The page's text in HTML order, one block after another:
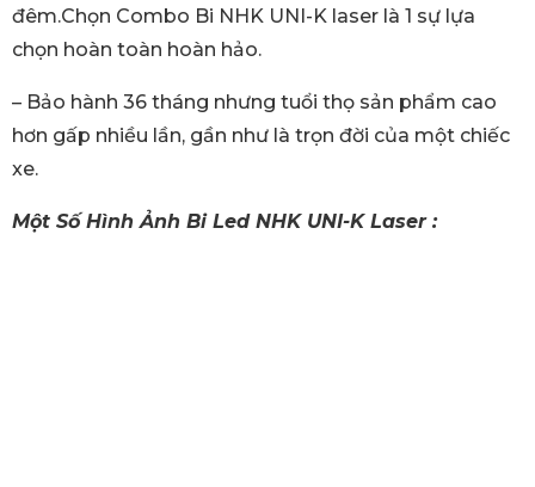
đêm.Chọn Combo Bi NHK UNI-K laser là 1 sự lựa
chọn hoàn toàn hoàn hảo.
– Bảo hành 36 tháng nhưng tuổi thọ sản phẩm cao
hơn gấp nhiều lần, gần như là trọn đời của một chiếc
xe.
Một Số Hình Ảnh Bi Led NHK UNI-K Laser :